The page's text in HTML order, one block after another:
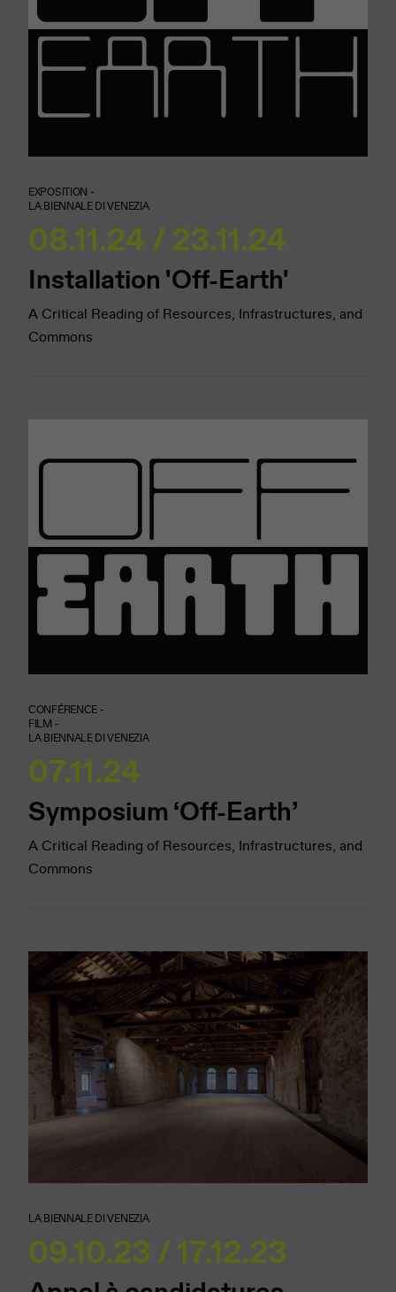
EXPOSITION -
LA BIENNALE DI VENEZIA
08.11.24 / 23.11.24
Installation 'Off-Earth'
A Critical Reading of Resources, Infrastructures, and
Commons
CONFÉRENCE -
FILM -
LA BIENNALE DI VENEZIA
07.11.24
Symposium ‘Off-Earth’
A Critical Reading of Resources, Infrastructures, and
Commons
LA BIENNALE DI VENEZIA
09.10.23 / 17.12.23